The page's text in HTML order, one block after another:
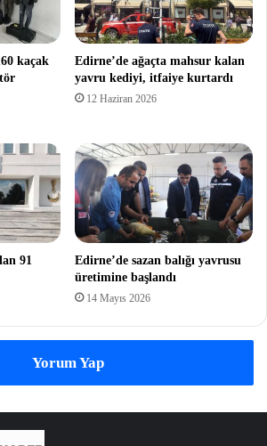
kaçak
Edirne’de ağaçta mahsur kalan
yavru kediyi, itfaiye kurtardı
12 Haziran 2026
91
Edirne’de sazan balığı yavrusu
üretimine başlandı
14 Mayıs 2026
Yorum Yap